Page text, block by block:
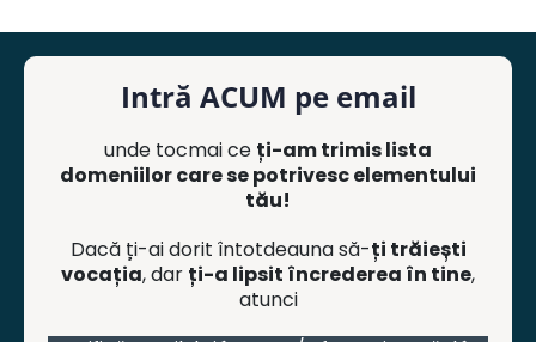
Intră ACUM pe email
unde tocmai ce ți-am trimis lista
domeniilor care se potrivesc elementului
tău!
Dacă ți-ai dorit întotdeauna să-ți trăiești
vocația, dar ți-a lipsit încrederea în tine,
atunci